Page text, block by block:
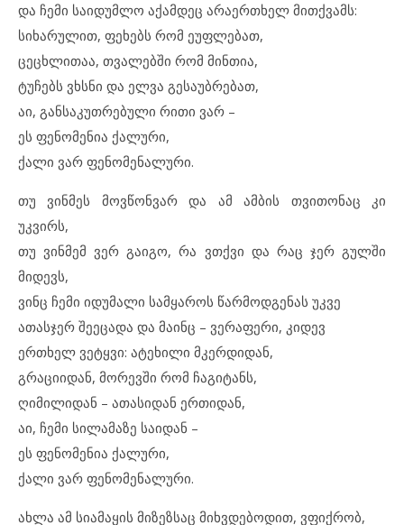
და ჩემი საიდუმლო აქამდეც არაერთხელ მითქვამს:
სიხარულით, ფეხებს რომ ეუფლებათ,
ცეცხლითაა, თვალებში რომ მინთია,
ტუჩებს ვხსნი და ელვა გესაუბრებათ,
აი, განსაკუთრებული რითი ვარ –
ეს ფენომენია ქალური,
ქალი ვარ ფენომენალური.
თუ ვინმეს მოვწონვარ და ამ ამბის თვითონაც კი
უკვირს,
თუ ვინმემ ვერ გაიგო, რა ვთქვი და რაც ჯერ გულში
მიდევს,
ვინც ჩემი იდუმალი სამყაროს წარმოდგენას უკვე
ათასჯერ შეეცადა და მაინც – ვერაფერი, კიდევ
ერთხელ ვეტყვი: ატეხილი მკერდიდან,
გრაციიდან, მორევში რომ ჩაგიტანს,
ღიმილიდან – ათასიდან ერთიდან,
აი, ჩემი სილამაზე საიდან –
ეს ფენომენია ქალური,
ქალი ვარ ფენომენალური.
ახლა ამ სიამაყის მიზეზსაც მიხვდებოდით, ვფიქრობ,